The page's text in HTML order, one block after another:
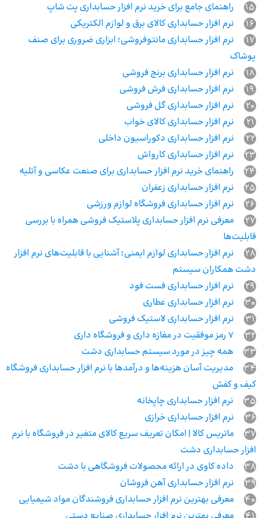
15
راهنمای جامع برای خرید نرم افزار حسابداری پت شاپ
16
نرم افزار حسابداری کالای برق و لوازم الکتریکی
17
نرم افزار حسابداری مانتوفروشی؛ ابزاری ضروری برای صنف
پوشاک
18
نرم افزار حسابداری برنج فروشی
19
نرم افزار حسابداری فرش فروشی
20
نرم افزار حسابداری گل فروشی
21
نرم افزار حسابداری کالای خواب
22
نرم افزار حسابداری دکوراسیون داخلی
23
نرم افزار حسابداری کارواش
24
راهنمای خرید نرم افزار حسابداری برای صنعت عکاسی و آتلیه
25
نرم افزار حسابداری زعفران
26
نرم افزار حسابداری فروشگاه لوازم ورزشی
27
معرفی نرم افزار حسابداری پلاستیک فروشی همراه با بررسی
قابلیت‌ها
28
نرم افزار حسابداری لوازم ایمنی؛ آشنایی با قابلیت‌های نرم افزار
دشت همکاران سیستم
29
نرم افزار حسابداری فست فود
30
نرم افزار حسابداری عطاری
31
نرم افزار حسابداری لاستیک فروشی
32
33
همه چیز در مورد سیستم حسابداری دشت
34
مدیریت آسان هزینه‌ها و درآمدها با نرم افزار حسابداری فروشگاه
کیف و کفش
35
نرم افزار حسابداری چاپخانه
36
نرم افزار حسابداری خرازی
37
ماتریس کالا | امکان تعریف سریع کالای متغیر در فروشگاه با نرم
افزار حسابداری دشت
38
داده کاوی در ارائه محصولات فروشگاهی با دشت
39
نرم افزار حسابداری آهن فروشان
40
معرفی بهترین نرم افزار حسابداری فروشندگان مواد شیمیایی